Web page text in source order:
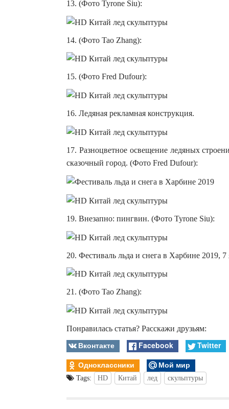
13. (Фото Tyrone Siu):
14. (Фото Tao Zhang):
15. (Фото Fred Dufour):
16. Ледяная рекламная конструкция.
17. Разноцветное освещение ледяных
сказочный город. (Фото Fred Dufour):
19. Внезапно: пингвин. (Фото Tyrone Siu):
20. Фестиваль льда и снега в Харбине 2019, 7
21. (Фото Tao Zhang):
Понравилась статья? Расскажи друзьям:
Вконтакте Facebook
Twitter
Одноклассники
Мой мир
Tags: HD Китай лед скульптуры